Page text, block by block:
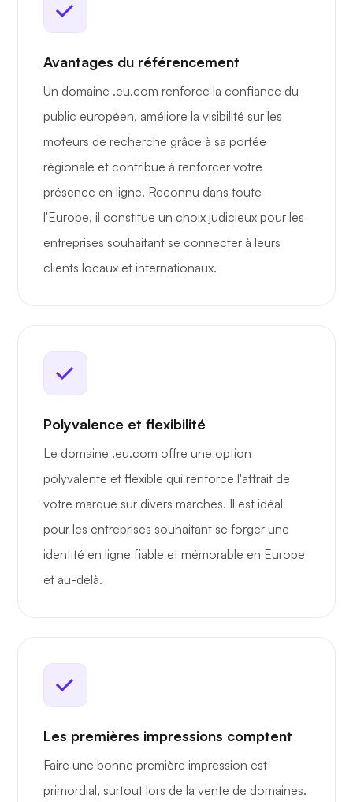
Avantages du référencement
Un domaine .eu.com renforce la confiance du
public européen, améliore la visibilité sur les
moteurs de recherche grâce à sa portée
régionale et contribue à renforcer votre
présence en ligne. Reconnu dans toute
l'Europe, il constitue un choix judicieux pour les
entreprises souhaitant se connecter à leurs
clients locaux et internationaux.
Polyvalence et flexibilité
Le domaine .eu.com offre une option
polyvalente et flexible qui renforce l'attrait de
votre marque sur divers marchés. Il est idéal
pour les entreprises souhaitant se forger une
identité en ligne fiable et mémorable en Europe
et au-delà.
Les premières impressions comptent
Faire une bonne première impression est
primordial, surtout lors de la vente de domaines.